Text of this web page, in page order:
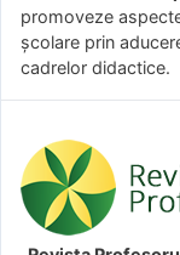
promoveze
şcolare prin
cadrelor didactice.